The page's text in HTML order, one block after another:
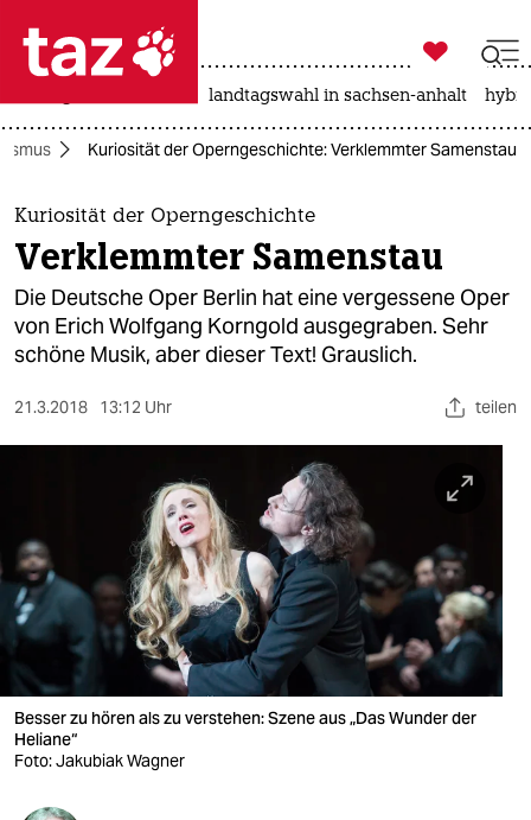
 taz zahl ich
taz zahl ich
themen
politik
öko
berlin
nord
wahrheit
verlag
verlag

taz zahl ich
landtagswahl in sachsen-anhalt
Kuriosität der Operngeschichte: Verklemmter Samenstau
Kuriosität der Operngeschichte
Verklemmter Samenstau
Die Deutsche Oper Berlin hat eine vergessene Oper
von Erich Wolfgang Korngold ausgegraben. Sehr
schöne Musik, aber dieser Text! Grauslich.
21.3.2018 13:12 Uhr teilen
Besser zu hören als zu verstehen: Szene aus „Das Wunder der
Heliane“
Foto: Jakubiak Wagner